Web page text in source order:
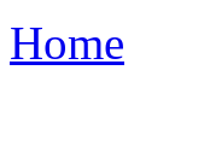
Home